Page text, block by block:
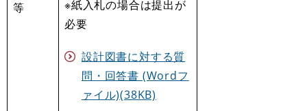
等
※紙入札の場合は提出が
必要
設計図書に対する質
問・回答書 (Wordフ
ァイル)(38KB)